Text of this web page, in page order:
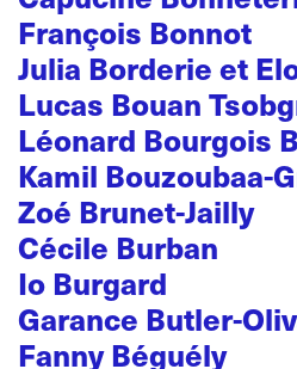
François Bonnot
Julia Borderie et
Lucas Bouan
Léonard Bourgois
Kamil Bouzoubaa-
Zoé Brunet-Jailly
Cécile Burban
Io Burgard
Garance Butler-
Fanny Béguély